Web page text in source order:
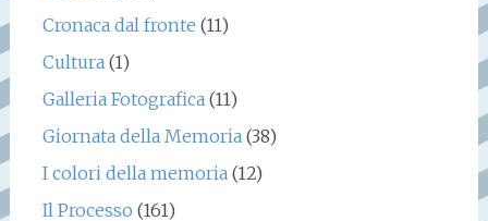
Cronaca dal fronte (11)
Cultura(1)
Galleria Fotografica(11)
Giornata della Memoria(38)
I colori della memoria(12)
Il Processo (161)